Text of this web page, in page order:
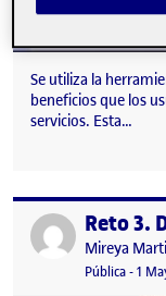
Se utiliza la
beneficios que los
servicios. Esta…
Publicado por
Publicado
Mireya
Visibilidad:
Pública-1